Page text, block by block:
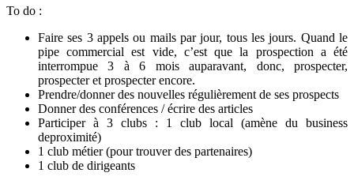
To do :
Faire ses 3 appels ou mails par jour, tous les jours. Quand le
pipe commercial est vide, c’est que la prospection a été
interrompue 3 à 6 mois auparavant, donc, prospecter,
prospecter et prospecter encore.
Prendre/donner des nouvelles régulièrement de ses prospects
Donner des conférences / écrire des articles
Participer à 3 clubs : 1 club local (amène du business
deproximité)
1 club métier (pour trouver des partenaires)
1 club de dirigeants